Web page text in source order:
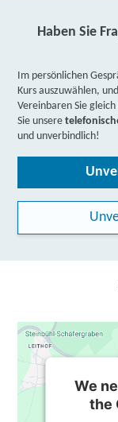
Haben Sie
Im persönlichen
Kurs auszuwählen,
Vereinbaren Sie
Sie unsere
und unverbindlich!
We
the